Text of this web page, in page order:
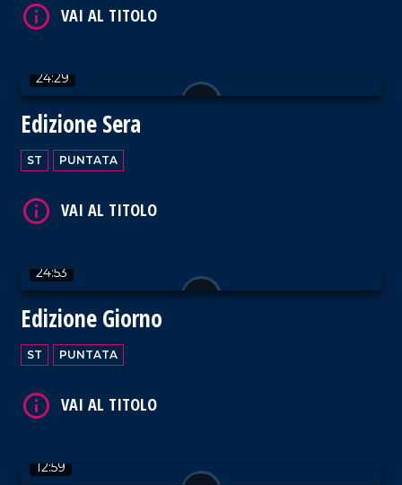
24:29
Edizione Sera
ST PUNTATA
24:53
Edizione Giorno
ST PUNTATA
12:59
VAI AL TITOLO
VAI AL TITOLO
VAI AL TITOLO
VAI AL TITOLO